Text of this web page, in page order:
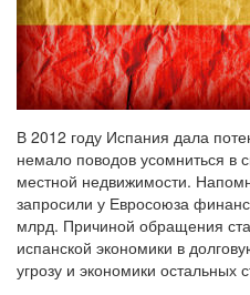
В 2012 году Испания дала
немало поводов усомниться в
местной недвижимости.
запросили у Евросоюза
млрд. Причиной обращения
испанской экономики в
угрозу и экономики остальных